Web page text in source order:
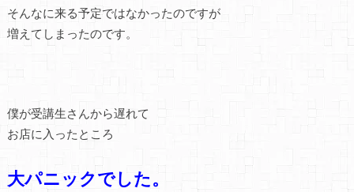
そんなに来る予定ではなかったのですが
増えてしまったのです。
僕が受講生さんから遅れて
お店に入ったところ
大パニックでした。